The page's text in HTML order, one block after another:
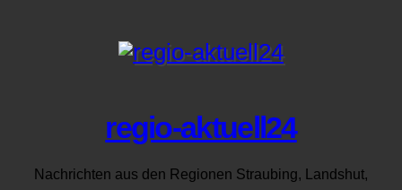
regio-aktuell24
Nachrichten aus den Regionen Straubing, Landshut,